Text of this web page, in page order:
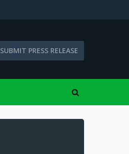
SUBMIT PRESS RELEASE